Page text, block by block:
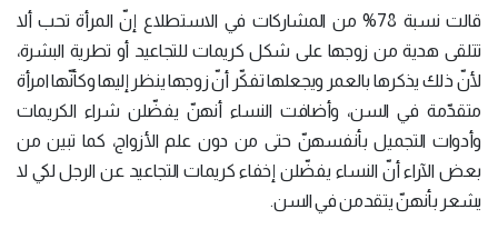
قالت نسبة 78% من المشاركات في الاستطلاع إنّ المرأة تحب ألا
تتلقى هدية من زوجها على شكل كريمات للتجاعيد أو تطرية البشرة،
لأنّ ذلك يذكرها بالعمر ويجعلها تفكّر أنّ زوجها ينظر إليها وكأنّها امرأة
متقدّمة في السن، وأضافت النساء أنهنّ يفضّلن شراء الكريمات
وأدوات التجميل بأنفسهنّ حتى من دون علم الأزواج، كما تبين من
بعض الآراء أنّ النساء يفضّلن إخفاء كريمات التجاعيد عن الرجل لكي لا
يشعر بأنهنّ يتقدمن في السن.